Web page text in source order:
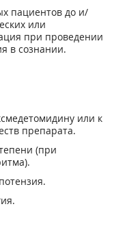
пациентов до и/
или
при проведении
в сознании.
или к
препарата.
(при